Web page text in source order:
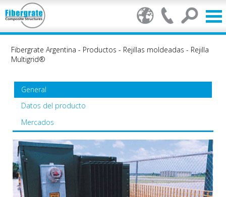
Fibergrate Argentina - Productos - Rejillas moldeadas - Rejilla
Multigrid®
General
Datos del producto
Mercados